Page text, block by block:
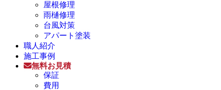
屋根修理
雨樋修理
台風対策
アパート塗装
職人紹介
施工事例
無料お見積
保証
費用